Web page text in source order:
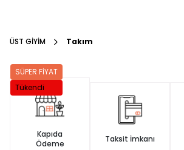
ÜST GİYİM Takım
SÜPER FİYAT
Tükendi
Kapıda
Ödeme
Taksit İmkanı